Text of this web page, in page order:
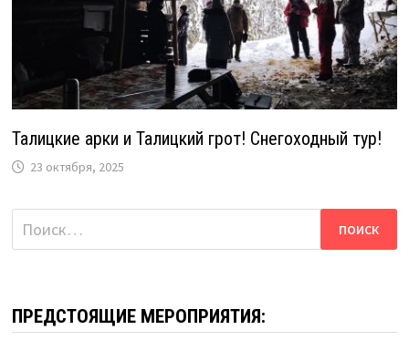
Талицкие арки и Талицкий грот! Снегоходный тур!
23 октября, 2025
Найти:
ПРЕДСТОЯЩИЕ МЕРОПРИЯТИЯ: